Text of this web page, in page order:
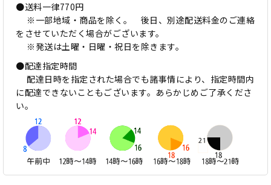
●送料一律770円
※一部地域・商品を除く。 後日、別途配送料金のご連絡
をさせていただく場合がございます。
※発送は土曜・日曜・祝日を除きます。
●配達指定時間
配達日時を指定された場合でも諸事情により、指定時間内
に配達できないこともございます。あらかじめご了承くださ
い。